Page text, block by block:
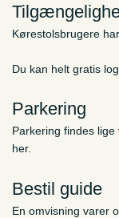
Kørestolsbrugere
Du kan helt gratis
Parkering
Parkering findes
her.
Bestil guide
En omvisning varer